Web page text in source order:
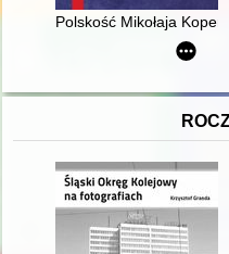
Polskość Mikołaja